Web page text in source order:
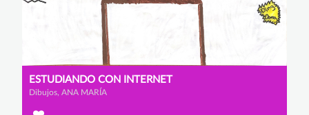
ESTUDIANDO CON INTERNET
Dibujos, ANA MARÍA